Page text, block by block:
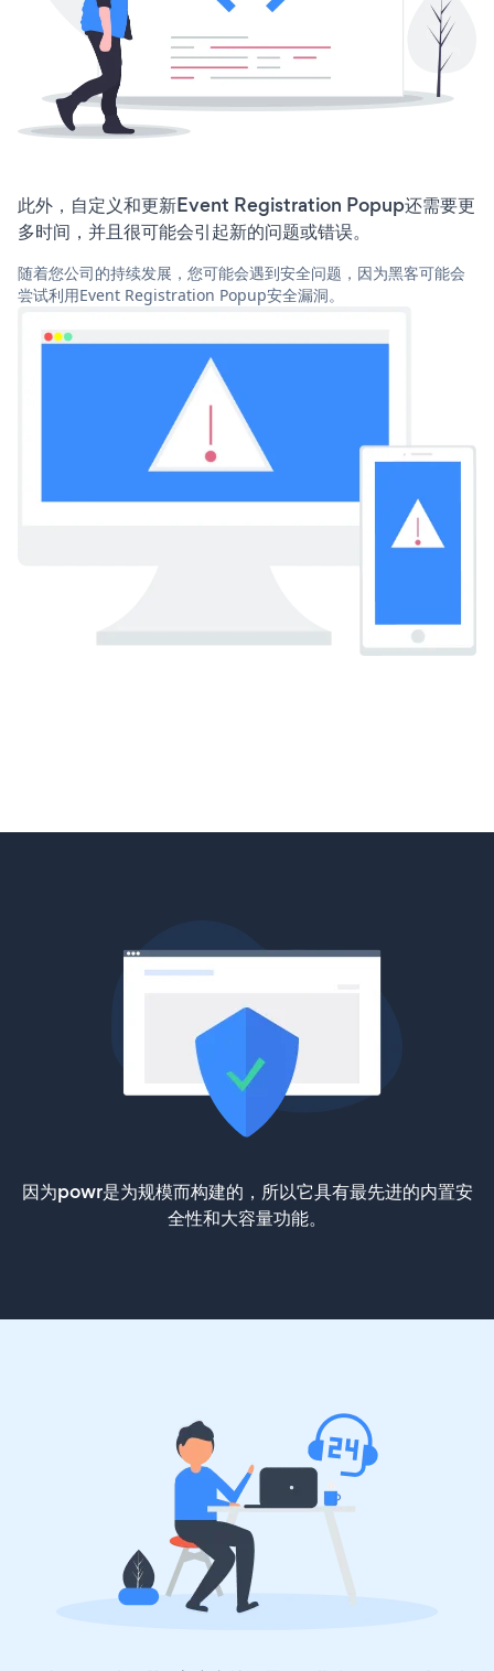
此外，自定义和更新Event Registration Popup还需要更
多时间，并且很可能会引起新的问题或错误。
随着您公司的持续发展，您可能会遇到安全问题，因为黑客可能会
尝试利用Event Registration Popup安全漏洞。
因为powr是为规模而构建的，所以它具有最先进的内置安
全性和大容量功能。